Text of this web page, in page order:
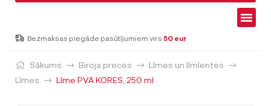
Bezmaksas piegāde pasūtījumiem virs 50 eur
Sākums Biroja preces
Līmes un līmlentes
Līmes
Līme PVA KORES, 250 ml